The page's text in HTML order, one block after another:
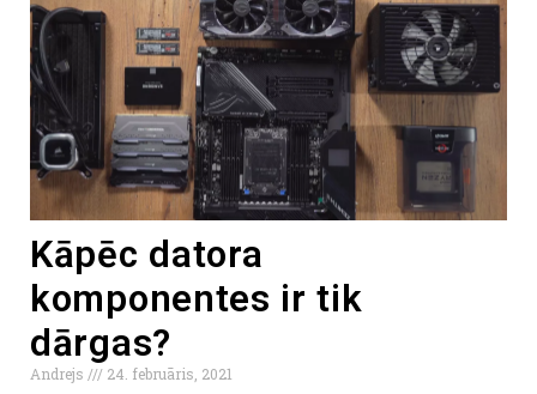
Kāpēc datora
komponentes ir tik
dārgas?
Andrejs
24. februāris, 2021